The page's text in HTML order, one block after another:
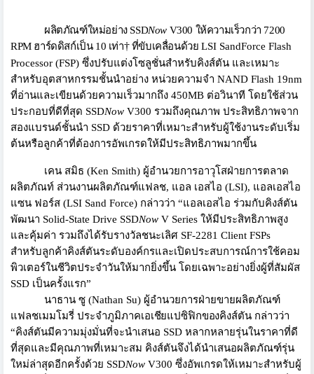
ผลิตภัณฑ์ใหม่อย่าง SSDNow V300 ให้ความเร็วกว่า 7200
RPMฮาร์ดดิสก์เป็น 10 เท่า†ที่ขับเคลื่อนด้วย LSI SandForce Flash
Processor (FSP) ซึ่งปรับแต่งโซลูชั่นสำหรับคิงส์ตัน และเหมาะ
สำหรับอุตสาหกรรมชั้นนำอย่าง หน่วยความจำ NAND Flash 19nm
ที่อ่านและเขียนด้วยความเร็วมากถึง 450MB ต่อวินาที โดยใช้ส่วน
ประกอบที่ดีที่สุด SSDNow V300 รวมถึงคุณภาพ ประสิทธิภาพจาก
สองแบรนด์ชั้นนำ SSD ด้วยราคาที่เหมาะสำหรับผู้ใช้งานระดับเริ่ม
ต้นหรือลูกค้าที่ต้องการอัพเกรดให้มีประสิทธิภาพมากขึ้น
เคน สมิธ (Ken Smith) ผู้อำนวยการอาวุโสฝ่ายการตลาด
ผลิตภัณท์ ส่วนงานผลิตภัณฑ์แฟลช, แอล เอสไอ (LSI), แอลเอสไอ
แซน ฟอร์ส (LSI Sand Force) กล่าวว่า “แอลเอสไอ ร่วมกับคิงส์ตัน
พัฒนา Solid-State Drive SSDNow V Series ให้มีประสิทธิภาพสูง
และคุ้มค่า รวมถึงได้รับรางวัลชนะเลิศ SF-2281 Client FSPs
สำหรับลูกค้าคิงส์ตันระดับองค์กรและเปิดประสบการณ์การใช้คอม
พิวเตอร์ในชีวิตประจำวันให้มากยิ่งขึ้น โดยเฉพาะอย่างยิ่งผู้ที่สัมผัส
SSD เป็นครั้งแรก”
นาธาน ซู (Nathan Su) ผู้อำนวยการฝ่ายขายผลิตภัณฑ์
แฟลชเมมโมรี่ ประจำภูมิภาคเอเชียแปซิฟิกของคิงส์ตันกล่าวว่า
“คิงส์ตันมีความมุ่งมั่นที่จะนำเสนอ SSD หลากหลายรุ่นในราคาที่ดี
ที่สุดและมีคุณภาพที่เหมาะสม คิงส์ตันจึงได้นำเสนอผลิตภัณฑ์รุ่น
ใหม่ล่าสุดอีกครั้งด้วย SSDNow V300 ซึ่งอัพเกรดให้เหมาะสำหรับผู้